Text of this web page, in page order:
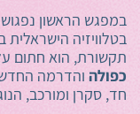
במפגש הראשון
בטלוויזיה הישראלית
תקשורת, הוא חתום
כפולה והדרמה
חד, סקרן ומורכב,